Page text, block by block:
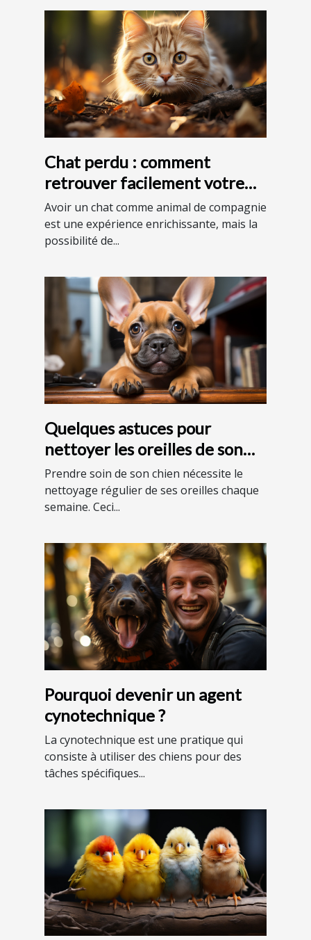
Chat perdu : comment
retrouver facilement votre
animal en France ?
Avoir un chat comme animal de compagnie
est une expérience enrichissante, mais la
possibilité de...
Quelques astuces pour
nettoyer les oreilles de son
chien
Prendre soin de son chien nécessite le
nettoyage régulier de ses oreilles chaque
semaine. Ceci...
Pourquoi devenir un agent
cynotechnique ?
La cynotechnique est une pratique qui
consiste à utiliser des chiens pour des
tâches spécifiques...